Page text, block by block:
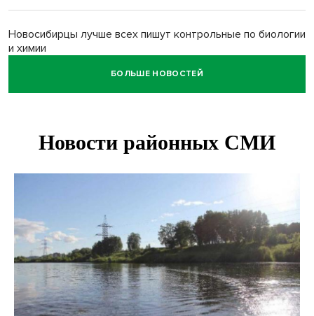
Новосибирцы лучше всех пишут контрольные по биологии
и химии
Нейросеть для диагностики депрессии в крови создали в
Двум бойцам СВО после минно-взрывной травмы
Персидский ковер «108 шахов» впервые вывезли из музея
Востока в Новосибирск
Актриса из Новосибирска Евгения Туркова сыграла мать
в сериале «Малой»
БОЛЬШЕ НОВОСТЕЙ